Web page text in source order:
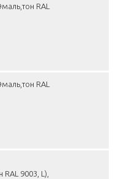
RAL
RAL
9003, L),